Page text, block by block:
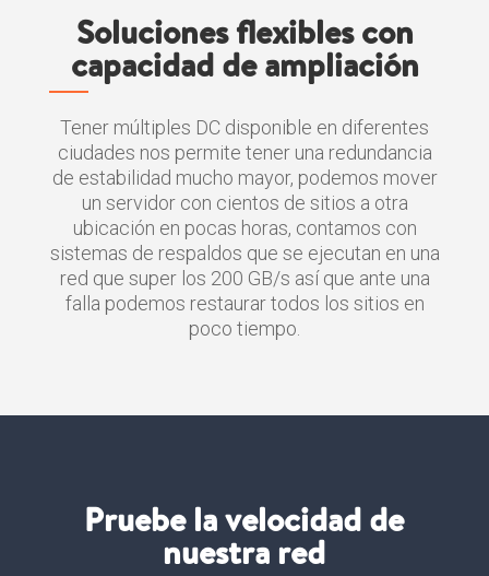
Soluciones flexibles con
capacidad de ampliación
Tener múltiples DC disponible en diferentes
ciudades nos permite tener una redundancia
de estabilidad mucho mayor, podemos mover
un servidor con cientos de sitios a otra
ubicación en pocas horas, contamos con
sistemas de respaldos que se ejecutan en una
red que super los 200 GB/s así que ante una
falla podemos restaurar todos los sitios en
poco tiempo.
Pruebe la velocidad de
nuestra red